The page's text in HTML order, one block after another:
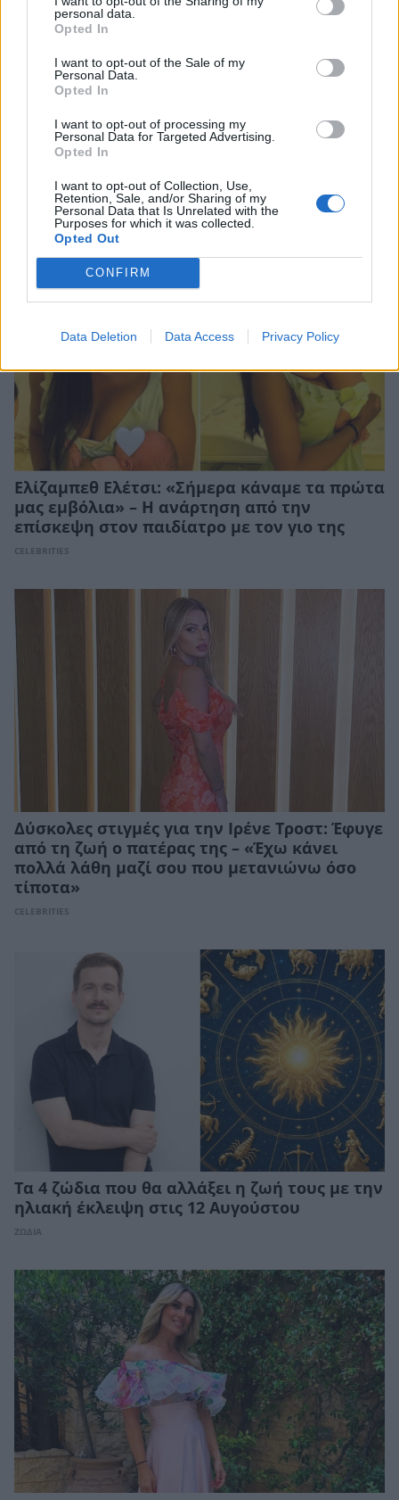
personal data.
Opted In
I want to opt-out of the Sale of my
Personal Data.
Opted In
I want to opt-out of processing my
Personal Data for Targeted Advertising.
Opted In
I want to opt-out of Collection, Use,
Retention, Sale, and/or Sharing of my
Personal Data that Is Unrelated with the
Purposes for which it was collected.
Opted Out
CONFIRM
Data Deletion Data Access Privacy Policy
Ενοχλημένη η Ελένη Βουλγαράκη με τις
«Θα γίνετε ρόμπα»
CELEBRITIES
Ελίζαμπεθ Ελέτσι: «Σήμερα κάναμε τα πρώτα
μας εμβόλια» – Η ανάρτηση από την
επίσκεψη στον παιδίατρο με τον γιο της
CELEBRITIES
Δύσκολες στιγμές για την Ιρένε Τροστ: Έφυγε
από τη ζωή ο πατέρας της – «Έχω κάνει
πολλά λάθη μαζί σου που μετανιώνω όσο
τίποτα»
CELEBRITIES
Τα 4 ζώδια που θα αλλάξει η ζωή τους με την
ηλιακή έκλειψη στις 12 Αυγούστου
ΖΩΔΙΑ